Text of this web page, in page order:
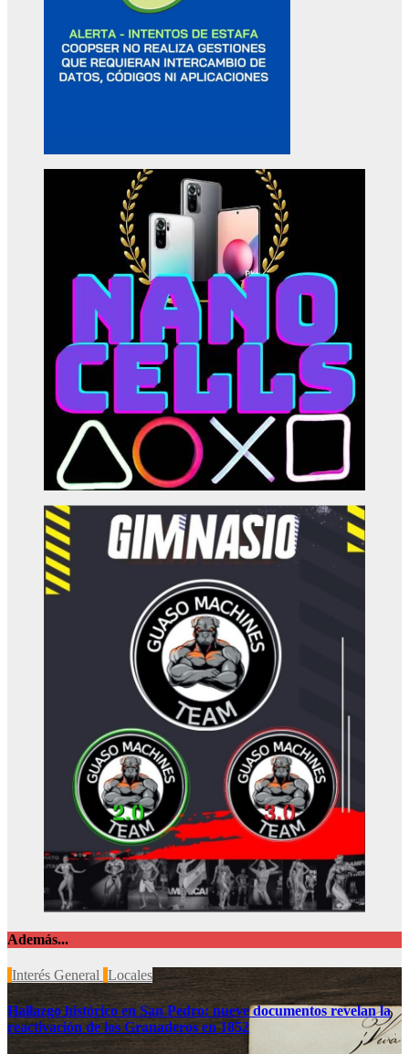
Además...
Interés General Locales
Hallazgo histórico en San Pedro: nueve documentos revelan la
reactivación de los Granaderos en 1852